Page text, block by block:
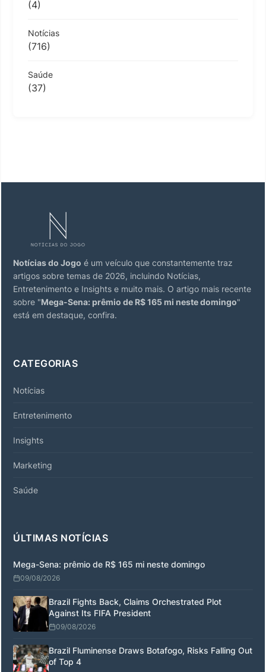
(4)
Notícias
(716)
Saúde
(37)
Notícias do Jogo é um veículo que constantemente traz
artigos sobre temas de 2026, incluindo Notícias,
Entretenimento e Insights e muito mais. O artigo mais recente
sobre "Mega-Sena: prêmio de R$ 165 mi neste domingo"
está em destaque, confira.
CATEGORIAS
Notícias
Entretenimento
Insights
Marketing
Saúde
ÚLTIMAS NOTÍCIAS
Mega-Sena: prêmio de R$ 165 mi neste domingo
09/08/2026
Brazil Fights Back, Claims Orchestrated Plot
Against Its FIFA President
09/08/2026
Brazil Fluminense Draws Botafogo, Risks Falling Out
of Top 4